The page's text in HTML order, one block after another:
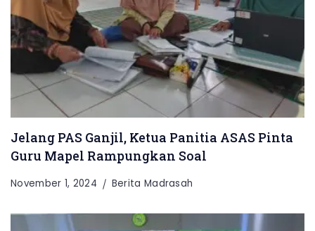
Jelang PAS Ganjil, Ketua Panitia ASAS Pinta
Guru Mapel Rampungkan Soal
November 1, 2024 Berita Madrasah